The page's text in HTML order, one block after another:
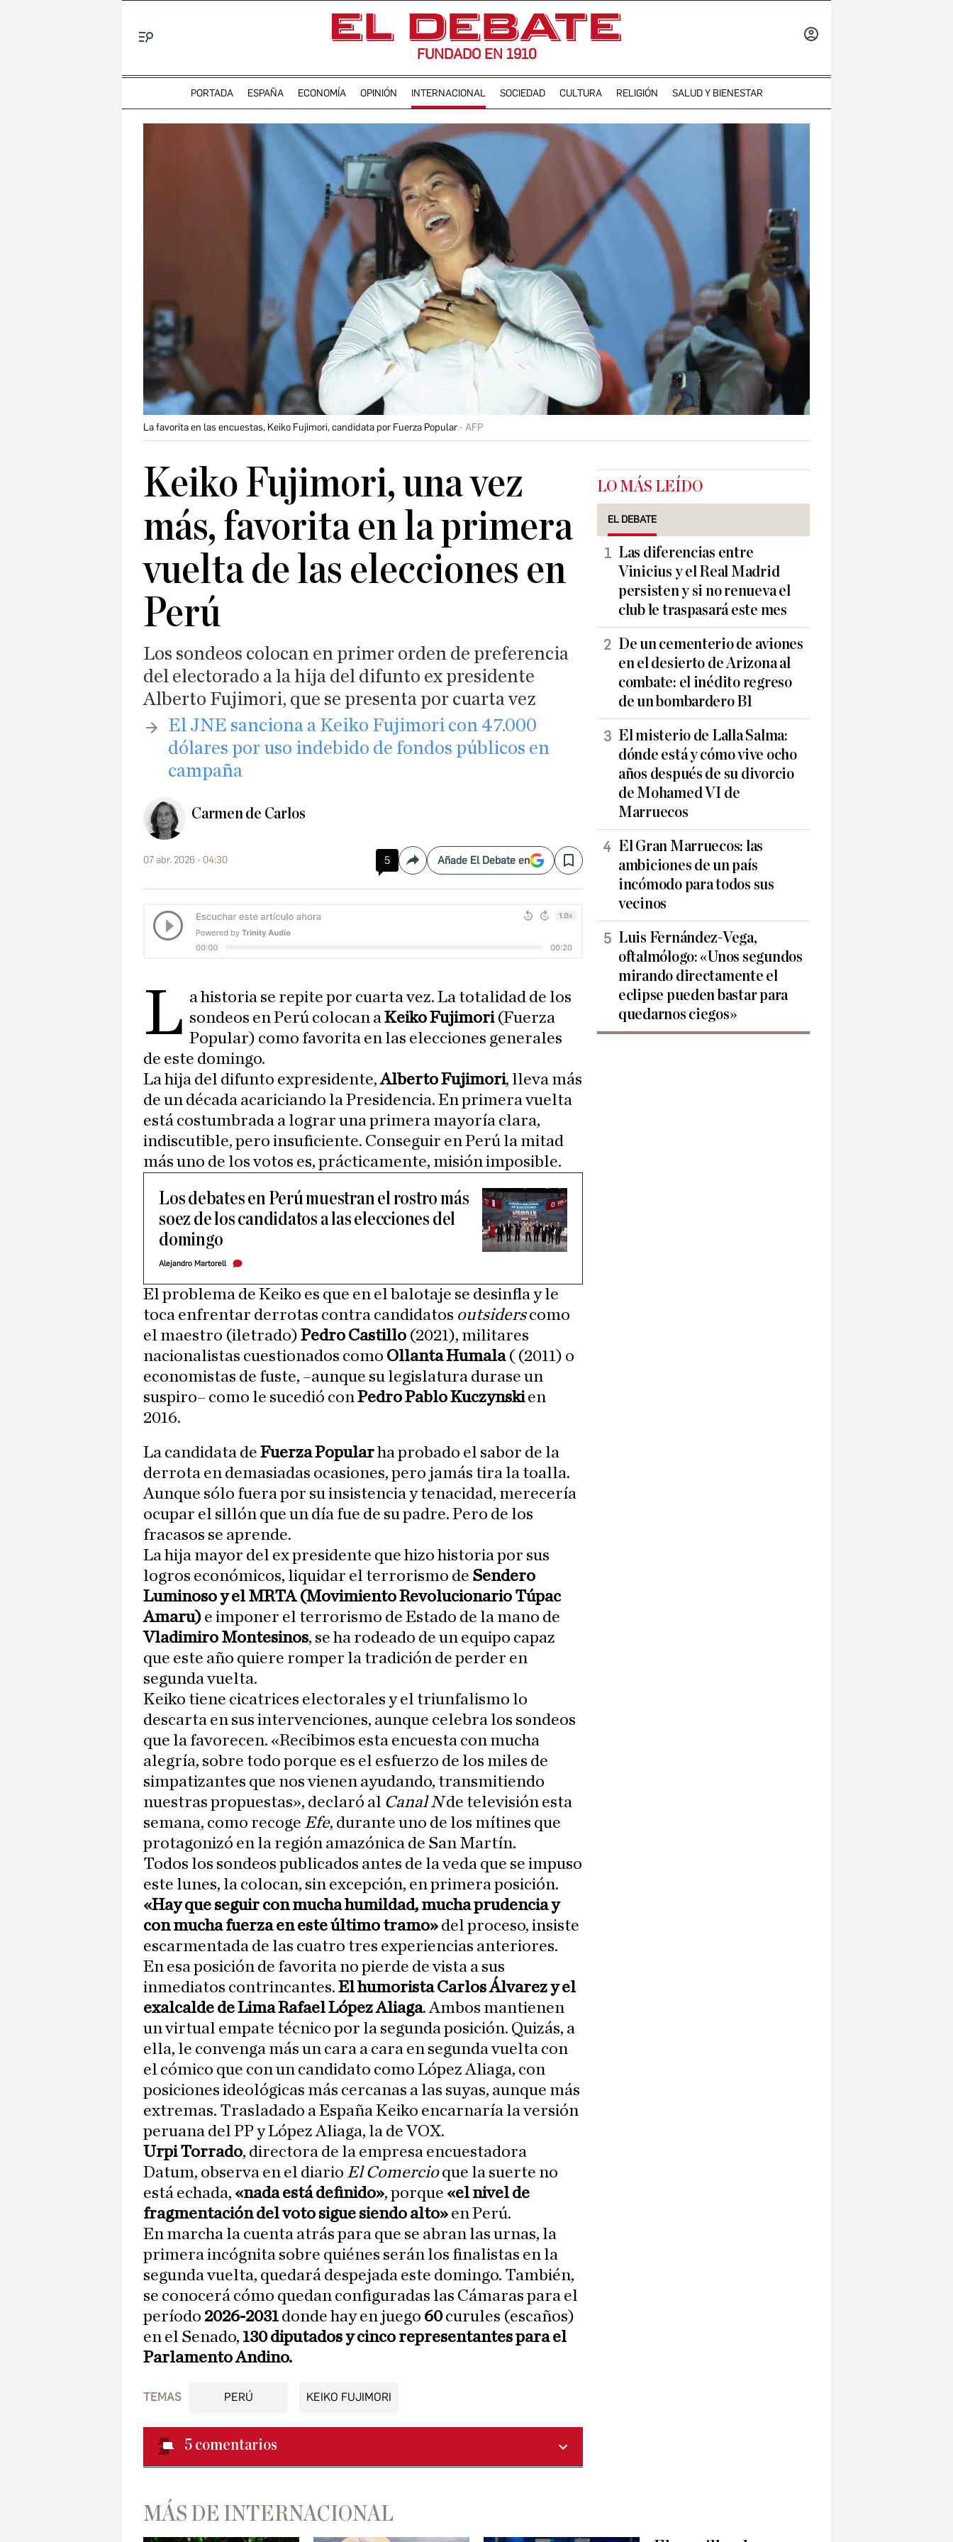
FUNDADO EN 1910
PORTADA ESPAÑA ECONOMÍA OPINIÓN INTERNACIONAL SOCIEDAD CULTURA RELIGIÓN SALUD Y BIENESTAR
La favorita en las encuestas, Keiko Fujimori, candidata por Fuerza Popular AFP
Keiko Fujimori, una vez
más, favorita en la primera
vuelta de las elecciones en
Perú
Los sondeos colocan en primer orden de preferencia
del electorado a la hija del difunto ex presidente
Alberto Fujimori, que se presenta por cuarta vez
El JNE sanciona a Keiko Fujimori con 47.000
dólares por uso indebido de fondos públicos en
campaña
Carmen de Carlos
07 abr. 2026 - 04:30 5 CompartirAñade El Debate en Save
L a historia se repite por cuarta vez. La totalidad de los
sondeos en Perú colocan aKeiko Fujimori(Fuerza
Popular) como favorita en las elecciones generales
de este domingo.
La hija del difunto expresidente,Alberto Fujimori, lleva más
de un década acariciando la Presidencia. En primera vuelta
está costumbrada a lograr una primera mayoría clara,
indiscutible, pero insuficiente. Conseguir en Perú la mitad
más uno de los votos es, prácticamente, misión imposible.
Los debates en Perú muestran el rostro más
soez de los candidatos a las elecciones del
domingo
Alejandro Martorell
El problema de Keiko es que en el balotaje se desinfla y le
toca enfrentar derrotas contra candidatos outsiderscomo
el maestro (iletrado) Pedro Castillo (2021), militares
nacionalistas cuestionados como Ollanta Humala( (2011) o
economistas de fuste, –aunque su legislatura durase un
suspiro– como le sucedió conPedro Pablo Kuczynskien
2016.
La candidata de Fuerza Popularha probado el sabor de la
derrota en demasiadas ocasiones, pero jamás tira la toalla.
Aunque sólo fuera por su insistencia y tenacidad, merecería
ocupar el sillón que un día fue de su padre. Pero de los
fracasos se aprende.
La hija mayor del ex presidente que hizo historia por sus
logros económicos, liquidar el terrorismo de Sendero
Luminoso y el MRTA (Movimiento Revolucionario Túpac
Amaru) e imponer el terrorismo de Estado de la mano de
Vladimiro Montesinos, se ha rodeado de un equipo capaz
que este año quiere romper la tradición de perder en
segunda vuelta.
Keiko tiene cicatrices electorales y el triunfalismo lo
descarta en sus intervenciones, aunque celebra los sondeos
que la favorecen. «Recibimos esta encuesta con mucha
alegría, sobre todo porque es el esfuerzo de los miles de
simpatizantes que nos vienen ayudando, transmitiendo
nuestras propuestas», declaró al Canal Nde televisión esta
semana, como recoge Efe, durante uno de los mítines que
protagonizó en la región amazónica de San Martín.
Todos los sondeos publicados antes de la veda que se impuso
este lunes, la colocan, sin excepción, en primera posición.
«Hay que seguir con mucha humildad, mucha prudencia y
con mucha fuerza en este último tramo» del proceso, insiste
escarmentada de las cuatro tres experiencias anteriores.
En esa posición de favorita no pierde de vista a sus
inmediatos contrincantes. El humorista Carlos Álvarez y el
exalcalde de Lima Rafael López Aliaga. Ambos mantienen
un virtual empate técnico por la segunda posición. Quizás, a
ella, le convenga más un cara a cara en segunda vuelta con
el cómico que con un candidato como López Aliaga, con
posiciones ideológicas más cercanas a las suyas, aunque más
extremas. Trasladado a España Keiko encarnaría la versión
peruana del PP y López Aliaga, la de VOX.
Urpi Torrado, directora de la empresa encuestadora
Datum, observa en el diario El Comercioque la suerte no
está echada, «nada está definido», porque «el nivel de
fragmentación del voto sigue siendo alto» en Perú.
En marcha la cuenta atrás para que se abran las urnas, la
primera incógnita sobre quiénes serán los finalistas en la
segunda vuelta, quedará despejada este domingo. También,
se conocerá cómo quedan configuradas las Cámaras para el
período 2026-2031donde hay en juego 60curules (escaños)
en el Senado, 130 diputados y cinco representantes para el
Parlamento Andino.
TEMAS PERÚ KEIKO FUJIMORI
5 comentarios
LO MÁS LEÍDO
EL DEBATE
Las diferencias entre
Vinicius y el Real Madrid
persisten y si no renueva el
club le traspasará este mes
De un cementerio de aviones
en el desierto de Arizona al
combate: el inédito regreso
de un bombardero B1
El misterio de Lalla Salma:
dónde está y cómo vive ocho
años después de su divorcio
de Mohamed VI de
Marruecos
El Gran Marruecos: las
ambiciones de un país
incómodo para todos sus
vecinos
Luis Fernández-Vega,
oftalmólogo: «Unos segundos
mirando directamente el
eclipse pueden bastar para
quedarnos ciegos»
MÁS DE INTERNACIONAL